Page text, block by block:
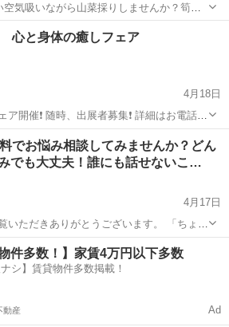
気吸いながら山菜採りしませんか？筍や
竹を割って、現地で料理したり、川で魚獲
しみましょう(*´ω｀*)
その他
心と身体の癒しフェア
4月18日
詳細はお電話に
ト 代表 統括・yonezaki 📲080−5662−7740
その他
でお悩み相談してみませんか？どん
でも大丈夫！誰にも話せないこ…
4月17日
だきありがとうございます。 「ちょっ
友達や知り合いには話しにくい…」 そん
なお悩みはありませんか？ 30分、1対1でゆっくりお話を伺います。 ...
英語学習
物件多数！】家賃4万円以下多数
ナシ】賃貸物件多数掲載！
動産 Ad